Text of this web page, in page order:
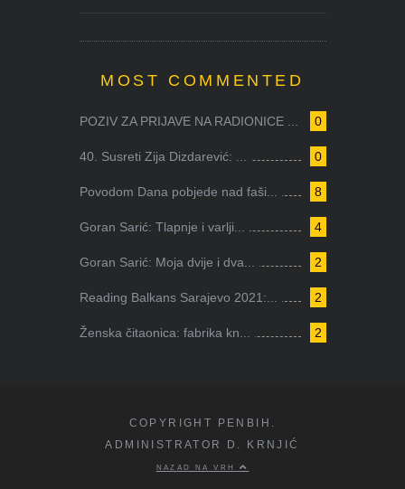
MOST COMMENTED
0
POZIV ZA PRIJAVE NA RADIONICE ...
0
40. Susreti Zija Dizdarević: ...
8
Povodom Dana pobjede nad faši...
4
Goran Sarić: Tlapnje i varlji...
2
Goran Sarić: Moja dvije i dva...
2
Reading Balkans Sarajevo 2021:...
2
Ženska čitaonica: fabrika kn...
COPYRIGHT PENBIH.
ADMINISTRATOR D. KRNJIĆ
NAZAD NA VRH